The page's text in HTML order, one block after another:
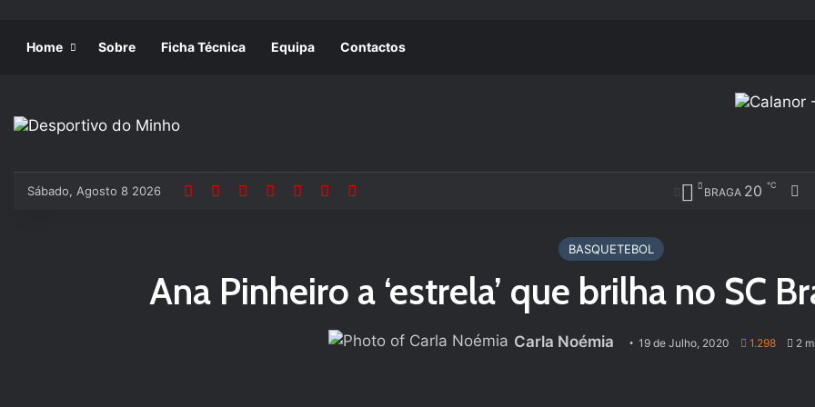
Home Sobre Ficha Técnica Equipa Contactos
Sábado, Agosto 8 2026 BRAGA 20 ℃
BASQUETEBOL
Ana Pinheiro a ‘estrela’ que brilha no SC
Carla Noémia 19 de Julho, 2020 1.298 2